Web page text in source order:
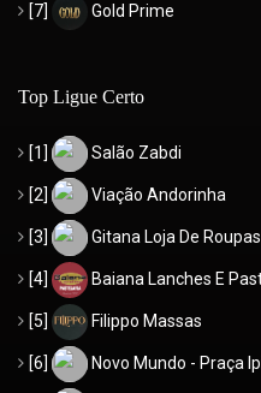
[7] Gold Prime
Top Ligue Certo
[1] Salão Zabdi
[2] Viação Andorinha
[3] Gitana Loja De Roupas
[4] Baiana Lanches E
[5] Filippo Massas
[6] Novo Mundo - Praça